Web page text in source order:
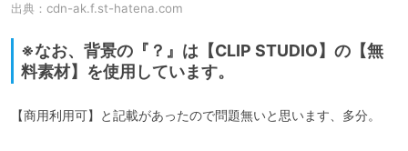
出典： cdn-ak.f.st-hatena.com
※なお、背景の『？』は【CLIP STUDIO】の【無
料素材】を使用しています。
【商用利用可】と記載があったので問題無いと思います、多分。